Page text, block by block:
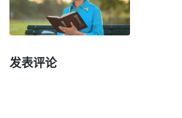
的见证人，是神所喜爱的人。经历熬
脆弱，无论神什么时候试炼，如何试
神忍受一切，那你的爱就纯洁了，
发表评论